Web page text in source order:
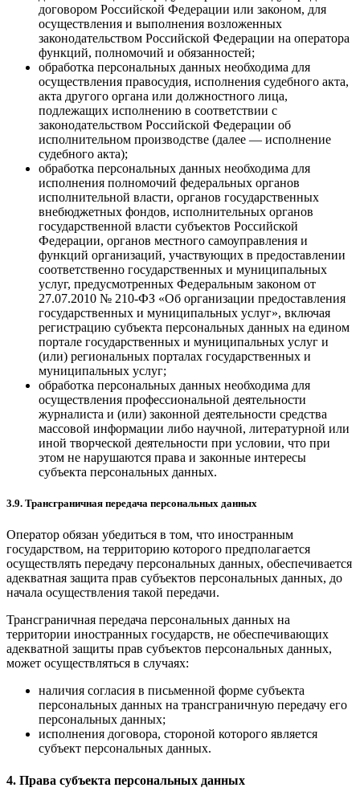
договором Российской Федерации или законом, для
осуществления и выполнения возложенных
законодательством Российской Федерации на оператора
функций, полномочий и обязанностей;
обработка персональных данных необходима для
осуществления правосудия, исполнения судебного акта,
акта другого органа или должностного лица,
подлежащих исполнению в соответствии с
законодательством Российской Федерации об
исполнительном производстве (далее — исполнение
судебного акта);
обработка персональных данных необходима для
исполнения полномочий федеральных органов
исполнительной власти, органов государственных
внебюджетных фондов, исполнительных органов
государственной власти субъектов Российской
Федерации, органов местного самоуправления и
функций организаций, участвующих в предоставлении
соответственно государственных и муниципальных
услуг, предусмотренных Федеральным законом от
27.07.2010 № 210-ФЗ «Об организации предоставления
государственных и муниципальных услуг», включая
регистрацию субъекта персональных данных на едином
портале государственных и муниципальных услуг и
(или) региональных порталах государственных и
муниципальных услуг;
обработка персональных данных необходима для
осуществления профессиональной деятельности
журналиста и (или) законной деятельности средства
массовой информации либо научной, литературной или
иной творческой деятельности при условии, что при
этом не нарушаются права и законные интересы
субъекта персональных данных.
3.9. Трансграничная передача персональных данных
Оператор обязан убедиться в том, что иностранным
государством, на территорию которого предполагается
осуществлять передачу персональных данных, обеспечивается
адекватная защита прав субъектов персональных данных, до
начала осуществления такой передачи.
Трансграничная передача персональных данных на
территории иностранных государств, не обеспечивающих
адекватной защиты прав субъектов персональных данных,
может осуществляться в случаях:
наличия согласия в письменной форме субъекта
персональных данных на трансграничную передачу его
персональных данных;
исполнения договора, стороной которого является
субъект персональных данных.
4. Права субъекта персональных данных